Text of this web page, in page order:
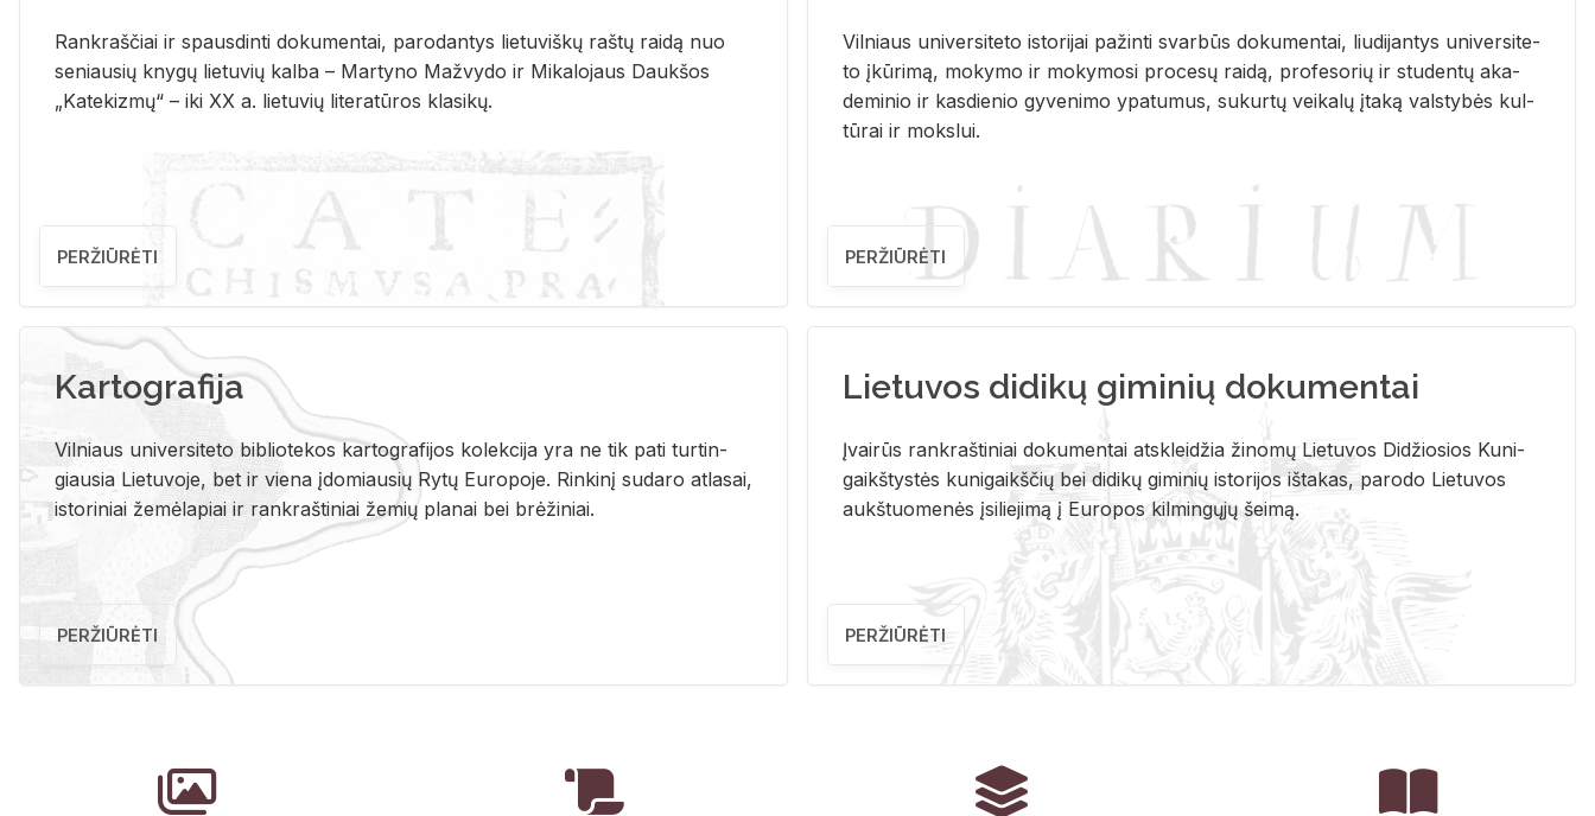
Rank­raš­čiai ir spaus­din­ti do­ku­men­tai, pa­ro­dan­tys lie­tu­viš­kų raš­tų rai­dą nuo
se­niau­sių kny­gų lie­tu­vių kal­ba – Mar­ty­no Ma­žvy­do ir Mi­ka­lo­jaus Dauk­šos
„Ka­te­kiz­mų“ – iki XX a. lie­tu­vių li­te­ra­tū­ros kla­si­kų.
PERŽIŪRĖTI
Vil­niaus uni­ver­si­te­to is­to­ri­jai pa­žin­ti svar­būs do­ku­men­tai, liu­di­jan­tys uni­ver­si­te­
to įkū­ri­mą, mo­ky­mo ir mo­ky­mo­si pro­ce­sų rai­dą, pro­fe­so­rių ir stu­den­tų aka­
de­mi­nio ir kas­die­nio gy­ve­ni­mo ypa­tu­mus, su­kur­tų vei­ka­lų įta­ką vals­ty­bės kul­
tū­rai ir moks­lui.
PERŽIŪRĖTI
Kartografija
Vil­niaus uni­ver­si­te­to bi­b­lio­te­kos kar­to­gra­fi­jos ko­lek­ci­ja yra ne tik pati tur­tin­
giau­sia Lie­tu­vo­je, bet ir vie­na įdo­miau­sių Rytų Eu­ro­po­je. Rin­ki­nį su­da­ro at­la­sai,
is­to­ri­niai že­mė­la­piai ir rank­raš­ti­niai že­mių pla­nai bei brė­ži­niai.
PERŽIŪRĖTI
Lietuvos didikų giminių dokumentai
Įvai­rūs rank­raš­ti­niai do­ku­men­tai at­sklei­džia ži­no­mų Lie­tu­vos Di­džio­sios Ku­ni­
gaikš­tys­tės ku­ni­gaikš­čių bei di­di­kų gi­mi­nių is­to­ri­jos iš­ta­kas, pa­ro­do Lie­tu­vos
aukš­tuo­me­nės įsi­lie­ji­mą į Eu­ro­pos kil­min­gų­jų šei­mą.
PERŽIŪRĖTI